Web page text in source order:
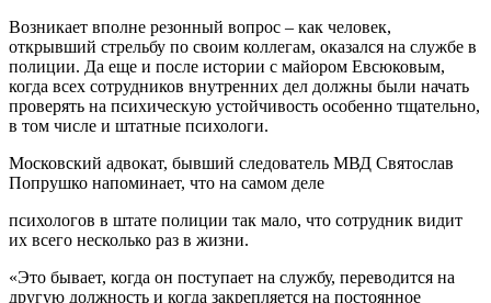
Возникает вполне резонный вопрос – как человек,
открывший стрельбу по своим коллегам, оказался на службе в
полиции. Да еще и после истории с майором Евсюковым,
когда всех сотрудников внутренних дел должны были начать
проверять на психическую устойчивость особенно тщательно,
в том числе и штатные психологи.
Московский адвокат, бывший следователь МВД Святослав
Попрушко напоминает, что на самом деле
психологов в штате полиции так мало, что сотрудник видит
их всего несколько раз в жизни.
«Это бывает, когда он поступает на службу, переводится на
другую должность и когда закрепляется на постоянное